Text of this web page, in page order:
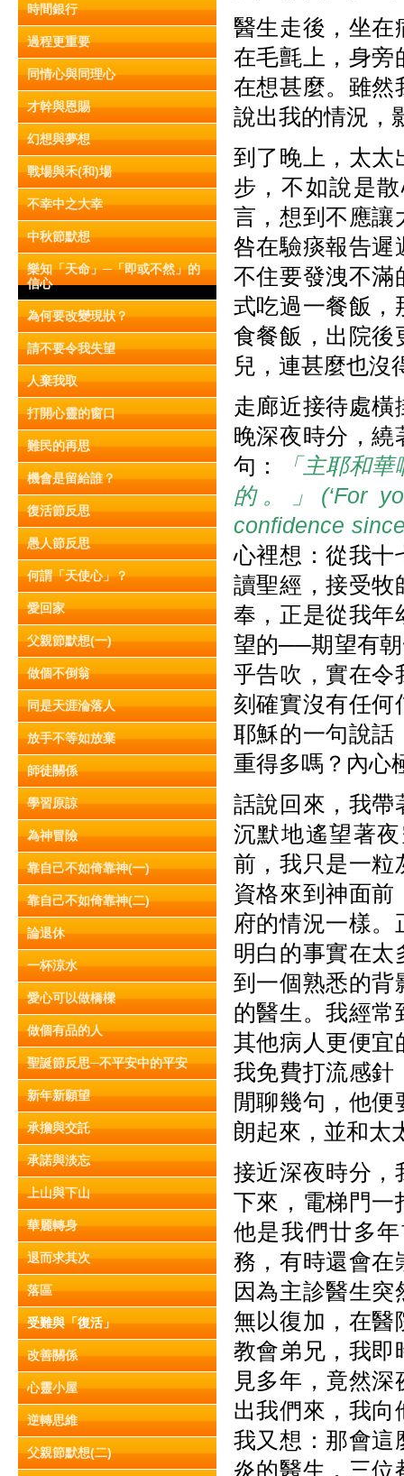
時間銀行
過程更重要
同情心與同理心
才幹與恩賜
幻想與夢想
戰場與禾(和)場
不幸中之大幸
中秋節默想
樂知「天命」─「即或不然」的
信心
為何要改變現狀？
請不要令我失望
人棄我取
打開心靈的窗口
難民的再思
機會是留給誰？
復活節反思
愚人節反思
何謂「天使心」？
愛回家
父親節默想(一)
做個不倒翁
同是天涯淪落人
放手不等如放棄
師徒關係
學習原諒
為神冒險
靠自己不如倚靠神(一)
靠自己不如倚靠神(二)
論退休
一杯涼水
愛心可以做橋樑
做個有品的人
聖誕節反思─不平安中的平安
新年新願望
承擔與交託
承諾與淡忘
上山與下山
華麗轉身
退而求其次
落區
受難與「復活」
改善關係
心靈小屋
逆轉思維
父親節默想(二)
醫生走後，坐在
在毛氈上，身旁
在想甚麼。雖然
說出我的情況，
到了晚上，太太
步，不如說是
言，想到不應讓
咎在驗痰報告遲
不住要發洩不滿
式吃過一餐飯，
食餐飯，出院後
兒，連甚麼也沒
走廊近接待處橫
晚深夜時分，繞
句：
「主耶和
的。」(‘For
confidence
心裡想：從我十
讀聖經，接受牧
奉，正是從我年
望的──期望有
乎告吹，實在令
刻確實沒有任何
耶穌的一句說話
重得多嗎？內心
話說回來，我帶
沉默地遙望著
前，我只是一粒
資格來到神面
府的情況一樣。
明白的事實在太
到一個熟悉的背
的醫生。我經常
其他病人更便宜
我免費打流感針
閒聊幾句，他
朗起來，並和太
接近深夜時分，
下來，電梯門一
他是我們廿多
務，有時還會在
因為主診醫生
無以復加，在醫
教會弟兄，我即
見多年，竟然
出我們來，我向
我又想：那會這
炎的醫生，三位